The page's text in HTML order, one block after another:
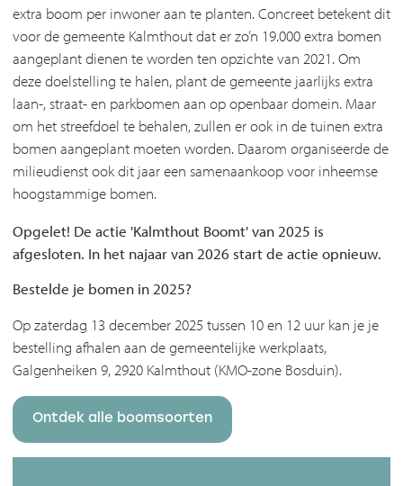
extra boom per inwoner aan te planten. Concreet betekent dit
voor de gemeente Kalmthout dat er zo’n 19.000 extra bomen
aangeplant dienen te worden ten opzichte van 2021. Om
deze doelstelling te halen, plant de gemeente jaarlijks extra
laan-, straat- en parkbomen aan op openbaar domein. Maar
om het streefdoel te behalen, zullen er ook in de tuinen extra
bomen aangeplant moeten worden. Daarom organiseerde de
milieudienst ook dit jaar een samenaankoop voor inheemse
hoogstammige bomen.
Opgelet! De actie 'Kalmthout Boomt' van 2025 is
afgesloten. In het najaar van 2026 start de actie opnieuw.
Bestelde je bomen in 2025?
Op zaterdag 13 december 2025 tussen 10 en 12 uur kan je je
bestelling afhalen aan de gemeentelijke werkplaats,
Galgenheiken 9, 2920 Kalmthout (KMO-zone Bosduin).
Ontdek alle boomsoorten